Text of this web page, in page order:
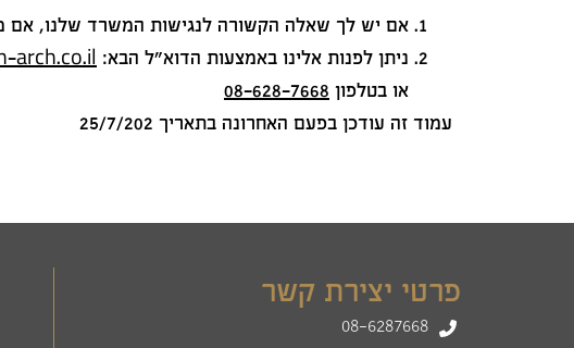
אם יש לך שאלה הקשורה לנגישות המשרד שלנו,
ניתן לפנות אלינו באמצעות הדוא"ל הבא: arch.co.il
או בטלפון 08-628-7668
עמוד זה עודכן בפעם האחרונה בתאריך 25/7/202
פרטי יצירת קשר
08-6287668